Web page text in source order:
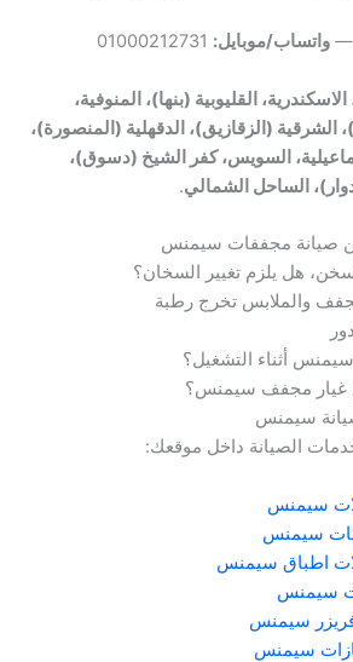
واتساب/موبايل:
الاسكندرية، القليوبية (بنها)، المنوفية،
الشرقية (الزقازيق)، الدقهلية (المنصورة)،
السويس، كفر الشيخ (دسوق)،
الساحل الشمالي.
هل يلزم تغيير السخان؟
والملابس تخرج رطبة
أثناء التشغيل؟
غيار مجفف سيمنس؟
سيمنس
الصيانة داخل موقعك:
سيمنس
سيمنس
اطباق سيمنس
سيمنس
سيمنس
سيمنس